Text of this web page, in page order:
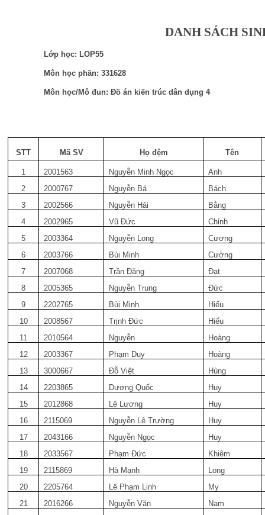
DANH SÁCH
Lớp học: LOP55
Môn học phần: 331628
Môn học/Mô đun: Đồ án kiến trúc dân dụng 4
STT Mã SV Họ đệm Tên
1 2001563 Nguyễn Minh Ngọc
Anh
2
2000767 Nguyễn Bá
Bách
3
2002566 Nguyễn Hải
Bằng
4
2002965 Vũ Đức
Chỉnh
5
2003364 Nguyễn Long
Cương
6
2003766 Bùi Minh
Cường
7
2007068 Trần Đăng
Đạt
8
2005365 Nguyễn Trung
Đức
9
2202765 Bùi Minh
Hiếu
10
2008567 Trịnh Đức
Hiếu
11
2010564 Nguyễn
Hoàng
12
2003367 Phạm Duy
Hoàng
13
3000667 Đỗ Việt
Hùng
14
2203865 Dương Quốc
Huy
15
2012868 Lê Lương
Huy
16
2115069 Nguyễn Lê Trường
Huy
17
2043166 Nguyễn Ngọc
Huy
18
2033567 Phạm Đức
Khiêm
19
2115869 Hà Mạnh
Long
20
2205764 Lê Phạm Linh
My
21
2016266 Nguyễn Văn
Nam